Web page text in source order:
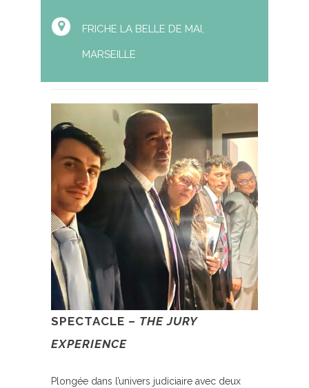
FRICHE LA BELLE DE MAI,
MARSEILLE
SPECTACLE – THE JURY
EXPERIENCE
Plongée dans l’univers judiciaire avec deux